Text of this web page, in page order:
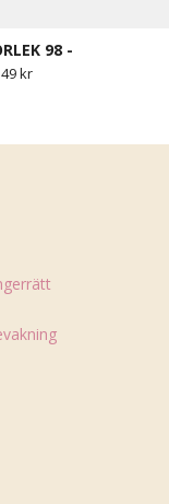
98 -
49 kr